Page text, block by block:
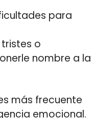
para
o
nombre a la
más frecuente
emocional.